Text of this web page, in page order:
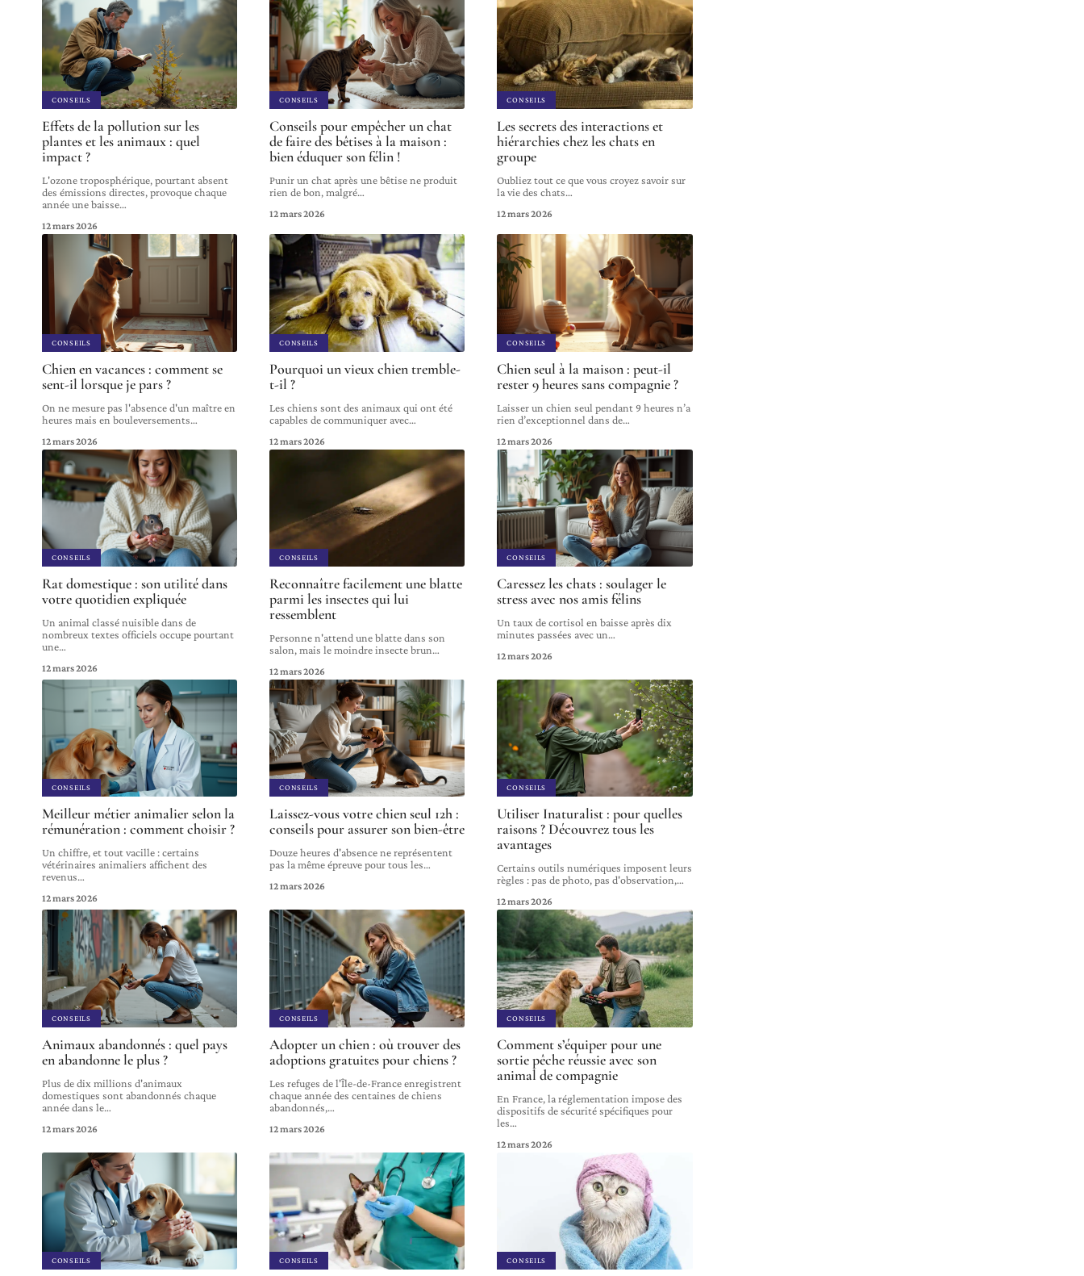
CONSEILS
Effets de la pollution sur les
plantes et les animaux : quel
impact ?
L'ozone troposphérique, pourtant absent
des émissions directes, provoque chaque
année une baisse…
12 mars 2026
CONSEILS
Conseils pour empêcher un chat
de faire des bêtises à la maison :
bien éduquer son félin !
Punir un chat après une bêtise ne produit
rien de bon, malgré…
12 mars 2026
CONSEILS
Les secrets des interactions et
hiérarchies chez les chats en
groupe
Oubliez tout ce que vous croyez savoir sur
la vie des chats…
12 mars 2026
CONSEILS
Chien en vacances : comment se
sent-il lorsque je pars ?
On ne mesure pas l'absence d'un maître en
heures mais en bouleversements…
12 mars 2026
CONSEILS
Pourquoi un vieux chien tremble-
t-il ?
Les chiens sont des animaux qui ont été
capables de communiquer avec…
12 mars 2026
CONSEILS
Chien seul à la maison : peut-il
rester 9 heures sans compagnie ?
Laisser un chien seul pendant 9 heures n’a
rien d’exceptionnel dans de…
12 mars 2026
CONSEILS
Rat domestique : son utilité dans
votre quotidien expliquée
Un animal classé nuisible dans de
nombreux textes officiels occupe pourtant
une…
12 mars 2026
CONSEILS
Reconnaître facilement une blatte
parmi les insectes qui lui
ressemblent
Personne n'attend une blatte dans son
salon, mais le moindre insecte brun…
12 mars 2026
CONSEILS
Caressez les chats : soulager le
stress avec nos amis félins
Un taux de cortisol en baisse après dix
minutes passées avec un…
12 mars 2026
CONSEILS
Meilleur métier animalier selon la
rémunération : comment choisir ?
Un chiffre, et tout vacille : certains
vétérinaires animaliers affichent des
revenus…
12 mars 2026
CONSEILS
Laissez-vous votre chien seul 12h :
conseils pour assurer son bien-être
Douze heures d'absence ne représentent
pas la même épreuve pour tous les…
12 mars 2026
CONSEILS
Utiliser Inaturalist : pour quelles
raisons ? Découvrez tous les
avantages
Certains outils numériques imposent leurs
règles : pas de photo, pas d'observation,…
12 mars 2026
CONSEILS
Animaux abandonnés : quel pays
en abandonne le plus ?
Plus de dix millions d'animaux
domestiques sont abandonnés chaque
année dans le…
12 mars 2026
CONSEILS
Adopter un chien : où trouver des
adoptions gratuites pour chiens ?
Les refuges de l'Île-de-France enregistrent
chaque année des centaines de chiens
abandonnés,…
12 mars 2026
CONSEILS
Comment s’équiper pour une
sortie pêche réussie avec son
animal de compagnie
En France, la réglementation impose des
dispositifs de sécurité spécifiques pour
les…
12 mars 2026
CONSEILS CONSEILS CONSEILS